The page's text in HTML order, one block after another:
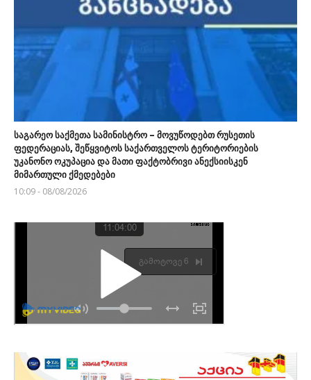
საგარეო საქმეთა სამინისტრო – მოვუწოდებთ რუსეთის
ფედერაციას, შეწყვიტოს საქართველოს ტერიტორიების
უკანონო ოკუპაცია და მათი ფაქტობრივი ანექსიისკენ
მიმართული ქმედებები
10:09 - 08/08/2026